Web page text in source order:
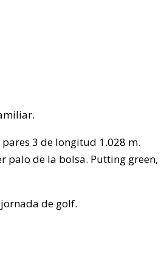
3 de longitud 1.028 m.
palo de la bolsa. Putting green,
de golf.